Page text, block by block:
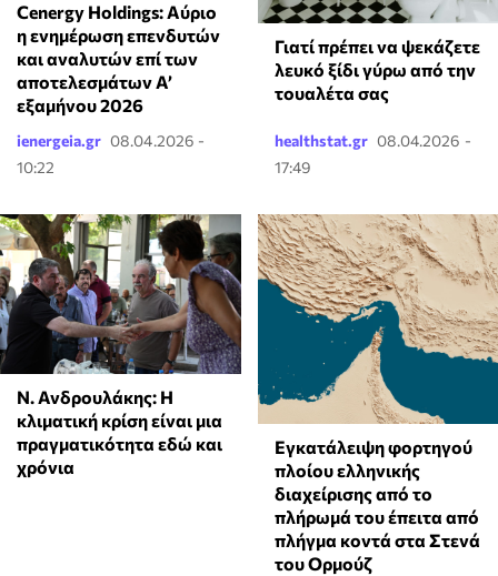
Cenergy Holdings: Αύριο
η ενημέρωση επενδυτών
και αναλυτών επί των
αποτελεσμάτων A’
εξαμήνου 2026
ienergeia.gr 08.04.2026 -
10:22
Γιατί πρέπει να ψεκάζετε
λευκό ξίδι γύρω από την
τουαλέτα σας
healthstat.gr 08.04.2026 -
17:49
Ν. Ανδρουλάκης: Η
κλιματική κρίση είναι μια
πραγματικότητα εδώ και
χρόνια
Εγκατάλειψη φορτηγού
πλοίου ελληνικής
διαχείρισης από το
πλήρωμά του έπειτα από
πλήγμα κοντά στα Στενά
του Ορμούζ